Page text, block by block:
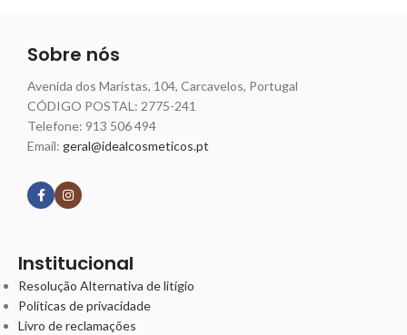
Sobre nós
Avenida dos Maristas, 104, Carcavelos, Portugal
CÓDIGO POSTAL: 2775-241
Telefone: 913 506 494
Email: geral@idealcosmeticos.pt
Institucional
Resolução Alternativa de litígio
Políticas de privacidade
Livro de reclamações